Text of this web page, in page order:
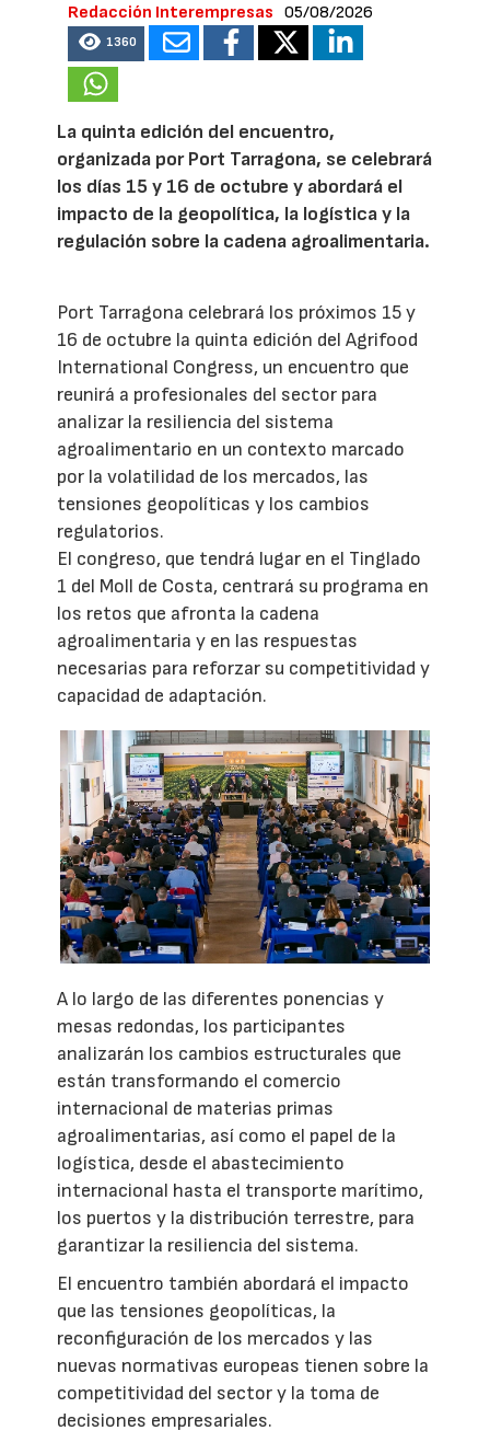
Redacción Interempresas 05/08/2026
1360
La quinta edición del encuentro,
organizada por Port Tarragona, se celebrará
los días 15 y 16 de octubre y abordará el
impacto de la geopolítica, la logística y la
regulación sobre la cadena agroalimentaria.
Port Tarragona celebrará los próximos 15 y
16 de octubre la quinta edición del Agrifood
International Congress, un encuentro que
reunirá a profesionales del sector para
analizar la resiliencia del sistema
agroalimentario en un contexto marcado
por la volatilidad de los mercados, las
tensiones geopolíticas y los cambios
regulatorios.
El congreso, que tendrá lugar en el Tinglado
1 del Moll de Costa, centrará su programa en
los retos que afronta la cadena
agroalimentaria y en las respuestas
necesarias para reforzar su competitividad y
capacidad de adaptación.
A lo largo de las diferentes ponencias y
mesas redondas, los participantes
analizarán los cambios estructurales que
están transformando el comercio
internacional de materias primas
agroalimentarias, así como el papel de la
logística, desde el abastecimiento
internacional hasta el transporte marítimo,
los puertos y la distribución terrestre, para
garantizar la resiliencia del sistema.
El encuentro también abordará el impacto
que las tensiones geopolíticas, la
reconfiguración de los mercados y las
nuevas normativas europeas tienen sobre la
competitividad del sector y la toma de
decisiones empresariales.